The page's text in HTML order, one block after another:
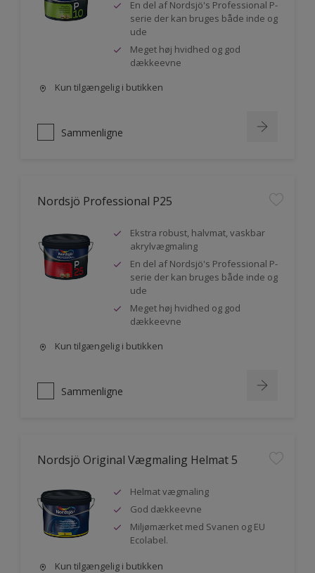
En del af Nordsjö's Professional P-
serie der kan bruges både inde og
ude
Meget høj hvidhed og god
dækkeevne
Kun tilgængelig i butikken
Sammenligne
Nordsjö Professional P25
Ekstra robust, halvmat, vaskbar
akrylvægmaling
En del af Nordsjö's Professional P-
serie der kan bruges både inde og
ude
Meget høj hvidhed og god
dækkeevne
Kun tilgængelig i butikken
Sammenligne
Nordsjö Original Vægmaling Helmat 5
Helmat vægmaling
God dækkeevne
Miljømærket med Svanen og EU
Ecolabel.
Kun tilgængelig i butikken